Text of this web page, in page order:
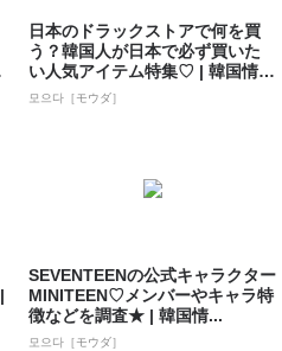
日本のドラックストアで何を買
う？韓国人が日本で必ず買いた
い人気アイテム特集♡ | 韓国情報
サイト ...
모으다［モウダ］
SEVENTEENの公式キャラクター
MINITEEN♡メンバーやキャラ特
徴などを調査★ | 韓国情...
모으다［モウダ］